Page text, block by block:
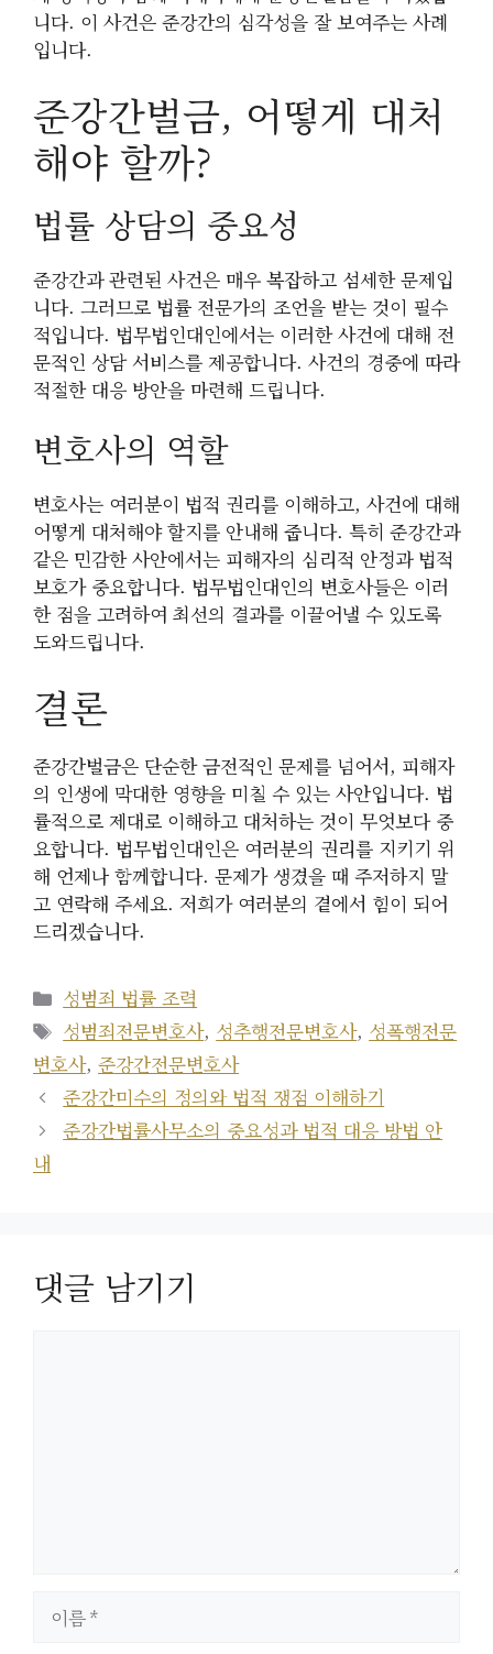
니다. 이 사건은 준강간의 심각성을 잘 보여주는 사례
입니다.
준강간벌금, 어떻게 대처
해야 할까?
법률 상담의 중요성
준강간과 관련된 사건은 매우 복잡하고 섬세한 문제입
니다. 그러므로 법률 전문가의 조언을 받는 것이 필수
적입니다. 법무법인대인에서는 이러한 사건에 대해 전
문적인 상담 서비스를 제공합니다. 사건의 경중에 따라
적절한 대응 방안을 마련해 드립니다.
변호사의 역할
변호사는 여러분이 법적 권리를 이해하고, 사건에 대해
어떻게 대처해야 할지를 안내해 줍니다. 특히 준강간과
같은 민감한 사안에서는 피해자의 심리적 안정과 법적
보호가 중요합니다. 법무법인대인의 변호사들은 이러
한 점을 고려하여 최선의 결과를 이끌어낼 수 있도록
도와드립니다.
결론
준강간벌금은 단순한 금전적인 문제를 넘어서, 피해자
의 인생에 막대한 영향을 미칠 수 있는 사안입니다. 법
률적으로 제대로 이해하고 대처하는 것이 무엇보다 중
요합니다. 법무법인대인은 여러분의 권리를 지키기 위
해 언제나 함께합니다. 문제가 생겼을 때 주저하지 말
고 연락해 주세요. 저희가 여러분의 곁에서 힘이 되어
드리겠습니다.
카
테
고
리
성범죄 법률 조력
태
그
성범죄전문변호사, 성추행전문변호사, 성폭행전문
변호사, 준강간전문변호사
준강간미수의 정의와 법적 쟁점 이해하기
준강간법률사무소의 중요성과 법적 대응 방법 안
내
댓글 남기기